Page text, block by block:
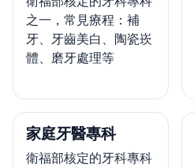
之一，常見療程：補
牙、牙齒美白、陶瓷崁
體、磨牙處理等
家庭牙醫專科
衛福部核定的牙科專科